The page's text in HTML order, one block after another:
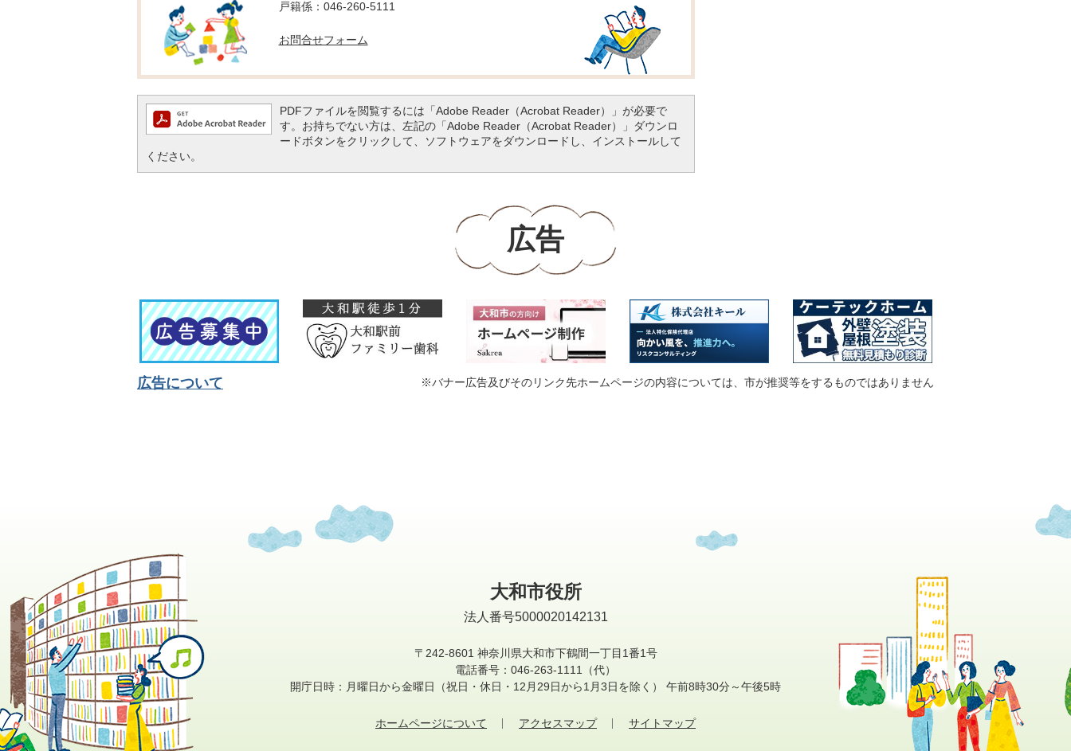
戸籍係：046-260-5111
お問合せフォーム
PDFファイルを閲覧するには「Adobe Reader（Acrobat Reader）」が必要で
す。お持ちでない方は、左記の「Adobe Reader（Acrobat Reader）」ダウンロ
ードボタンをクリックして、ソフトウェアをダウンロードし、インストールして
ください。
広告
広告について ※バナー広告及びそのリンク先ホームページの内容については、市が推奨等をするものではありません
大和市役所
法人番号5000020142131
〒242-8601 神奈川県大和市下鶴間一丁目1番1号
電話番号：046-263-1111（代）
開庁日時：月曜日から金曜日
（祝日・休日・12月29日から1月3日を除く） 午前8時30分～午後5時
ホームページについて アクセスマップ サイトマップ